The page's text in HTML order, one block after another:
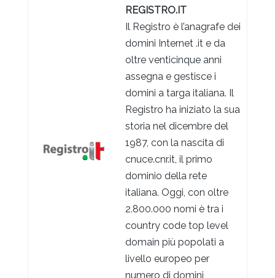
REGISTRO.IT
Il Registro è l’anagrafe dei
domini Internet .it e da
oltre venticinque anni
assegna e gestisce i
domini a targa italiana. Il
Registro ha iniziato la sua
storia nel dicembre del
1987, con la nascita di
cnuce.cnr.it, il primo
dominio della rete
italiana. Oggi, con oltre
2.800.000 nomi è tra i
country code top level
domain più popolati a
livello europeo per
numero di domini